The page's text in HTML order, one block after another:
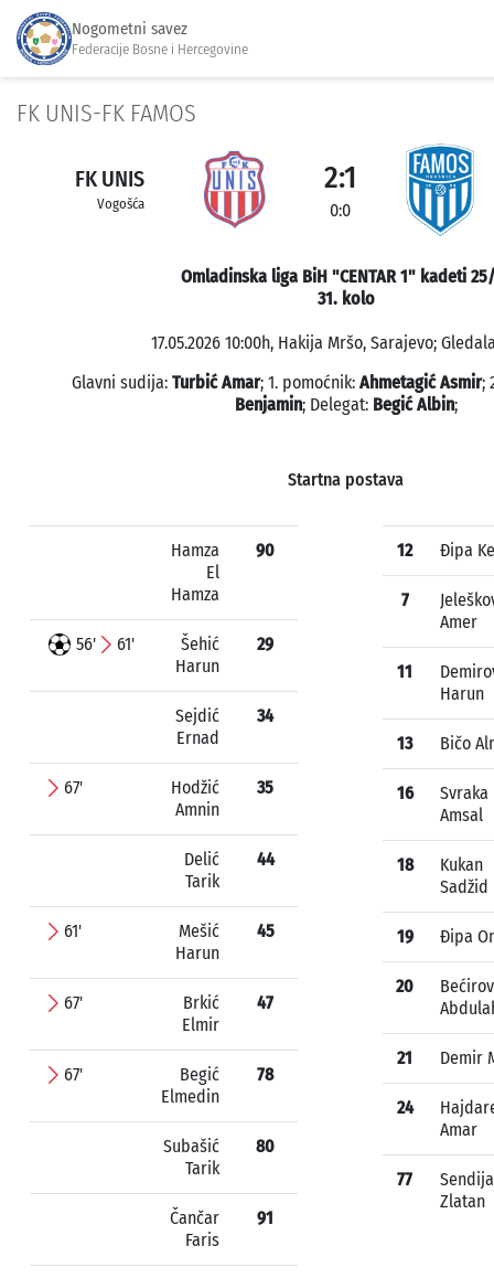
Nogometni savez
Federacije Bosne i Hercegovine
FK UNIS-FK FAMOS
FK UNIS
Vogošća
2:1
0:0
Omladinska liga BiH "CENTAR 1" kadeti
31. kolo
17.05.2026 10:00h, Hakija Mršo, Sarajevo;
Glavni sudija: Turbić Amar; 1. pomoćnik: Ahmetagić Asmir;
Benjamin; Delegat: Begić Albin;
Startna postava
Hamza
El
Hamza
90
56' 61'
Šehić
Harun
29
Sejdić
Ernad
34
67'
Hodžić
Amnin
35
Delić
Tarik
44
61'
Mešić
Harun
45
67'
Brkić
Elmir
47
67'
Begić
Elmedin
78
Subašić
Tarik
80
Čančar
Faris
91
12 Đipa
7
Amer
11
Harun
13 Bičo
16
Svraka
Amsal
18
Kukan
Sadžid
19 Đipa
20
21 Demir
24
Amar
77
Zlatan